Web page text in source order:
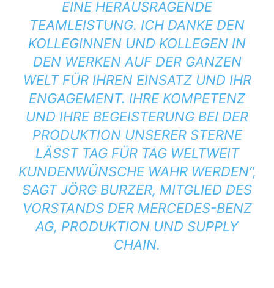
INE HERAUSRAGENDE T
EAMLEISTUNG. ICH DANKE DEN K
OLLEGINNEN UND KOLLEGEN IN D
EN WERKEN AUF DER GANZEN W
ELT FÜR IHREN EINSATZ UND IHR E
NGAGEMENT. IHRE KOMPETENZ U
ND IHRE BEGEISTERUNG BEI DER P
RODUKTION UNSERER STERNE L
ÄSST TAG FÜR TAG WELTWEIT K
UNDENWÜNSCHE WAHR WERDEN“, S
AGT JÖRG BURZER, MITGLIED DES V
ORSTANDS DER MERCEDES-BENZ A
G, PRODUKTION UND SUPPLY C
HAIN.